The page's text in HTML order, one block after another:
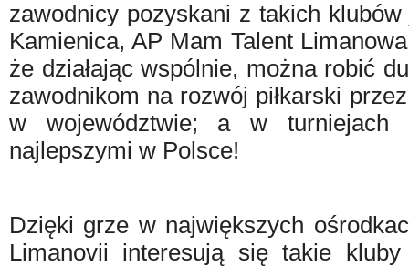
zawodnicy pozyskani z takich
Kamienica, AP Mam Talent
że działając wspólnie, można robić
zawodnikom na rozwój piłkarski
w województwie; a w turniejach
najlepszymi w Polsce!
Dzięki grze w największych
Limanovii interesują się takie